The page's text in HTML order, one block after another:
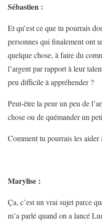
Sébastien :
Et qu’est ce que tu pourrais
personnes qui finalement ont
quelque chose, à faire du
l’argent par rapport à leur
peu difficile à appréhender ?
Peut-être la peur un peu de
chose ou de quémander un
Comment tu pourrais les aider
Marylise :
Ça, c’est un vrai sujet parce
m’a parlé quand on a lancé